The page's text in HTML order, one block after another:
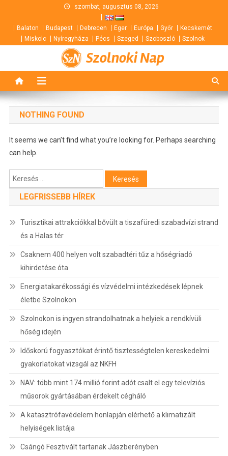
content
szombat, augusztus 08, 2026
Balaton Budapest Debrecen Eger Európa Győr
Kecskemét
Miskolc
Nyíregyháza Pécs Szeged Szoboszló Szolnok
Szolnoki Nap
NOTHING FOUND
It seems we can’t find what you’re looking for. Perhaps searching
can help.
Keresés:
LEGFRISSEBB HÍREK
Turisztikai attrakciókkal bővült a tiszafüredi szabadvízi strand
és a Halas tér
Csaknem 400 helyen volt szabadtéri tűz a hőségriadó
kihirdetése óta
Energiatakarékossági és vízvédelmi intézkedések lépnek
életbe Szolnokon
Szolnokon is ingyen strandolhatnak a helyiek a rendkívüli
hőség idején
Időskorú fogyasztókat érintő tisztességtelen kereskedelmi
gyakorlatokat vizsgál az NKFH
NAV: több mint 174 millió forint adót csalt el egy televíziós
műsorok gyártásában érdekelt cégháló
A katasztrófavédelem honlapján elérhető a klimatizált
helyiségek listája
Csángó Fesztivált tartanak Jászberényben